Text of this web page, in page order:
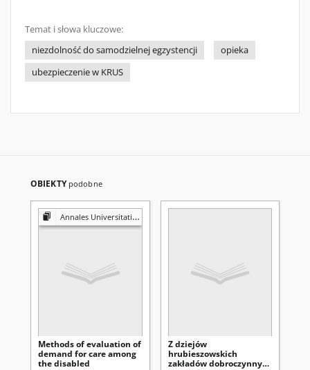
Temat i słowa kluczowe:
niezdolność do samodzielnej egzystencji
opieka
ubezpieczenie w KRUS
OBIEKTY podobne
Annales Universitatis Mariae Curie-Skłodowska. Sectio D, Medicina
Methods of evaluation of
demand for care among
the disabled
Z dziejów
hrubieszowskich
zakładów dobroczynnych